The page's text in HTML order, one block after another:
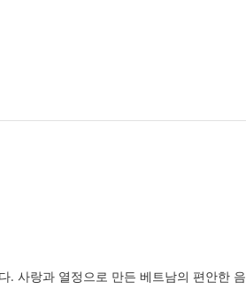
. 사랑과 열정으로 만든 베트남의 편안한 음